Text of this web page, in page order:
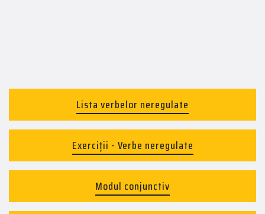
Lista verbelor neregulate
Exerciții - Verbe neregulate
Modul conjunctiv